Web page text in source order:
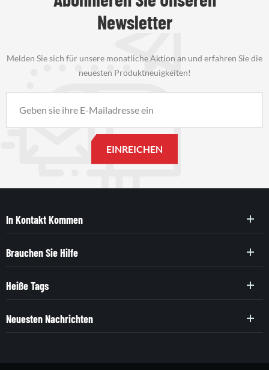
Newsletter
Melden Sie sich für unsere monatliche Aktion an und erfahren Sie die
neuesten Produktneuigkeiten!
In Kontakt Kommen
Brauchen Sie Hilfe
Heiße Tags
Neuesten Nachrichten